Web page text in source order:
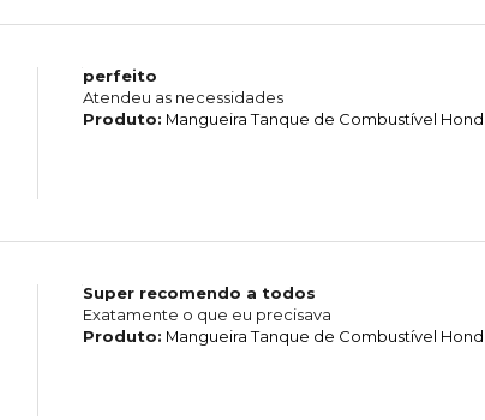
perfeito
Atendeu as necessidades
Produto: Mangueira Tanque de Combustível
Super recomendo a todos
Exatamente o que eu precisava
Produto: Mangueira Tanque de Combustível